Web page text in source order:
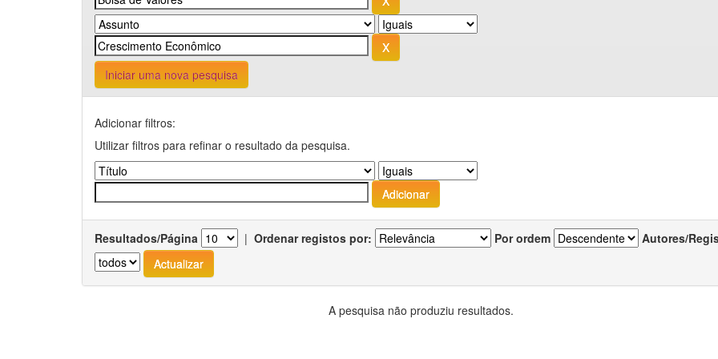
Iniciar uma nova pesquisa
Adicionar filtros:
Utilizar filtros para refinar o resultado da pesquisa.
Resultados/Página | Ordenar registos por: Por ordem Autores/
A pesquisa não produziu resultados.